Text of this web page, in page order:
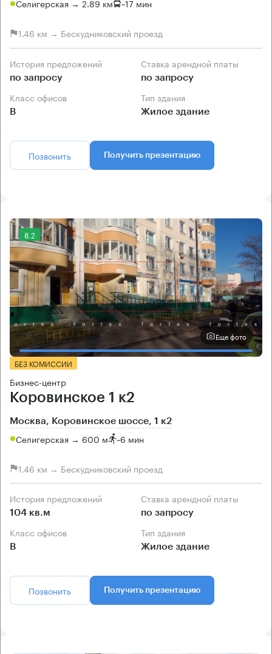
Селигерская → 2.89 км ~17 мин
1.46 км → Бескудниковский проезд
История предложений
по запросу
Ставка арендной платы
по запросу
Класс офисов
B
Тип здания
Жилое здание
Позвонить Получить презентацию
8.2
Еще фото
БЕЗ КОМИССИИ
Бизнес-центр
Коровинское 1 к2
Москва, Коровинское шоссе, 1 к2
Селигерская → 600 м ~6 мин
1.46 км → Бескудниковский проезд
История предложений
104 кв.м
Ставка арендной платы
по запросу
Класс офисов
B
Тип здания
Жилое здание
Позвонить Получить презентацию